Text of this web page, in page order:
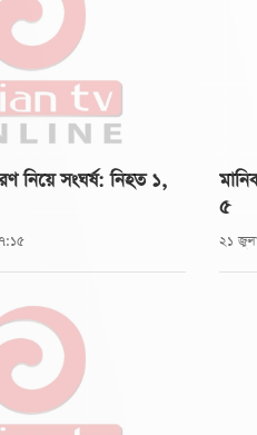
নিয়ে সংঘর্ষ: নিহত ১,
৫
২১